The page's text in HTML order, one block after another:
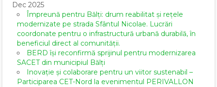
Dec 2025
Împreună pentru Bălți: drum reabilitat și rețele
modernizate pe strada Sfântul Nicolae. Lucrări
coordonate pentru o infrastructură urbană durabilă, în
beneficiul direct al comunității.
BERD își reconfirmă sprijinul pentru modernizarea
SACET din municipiul Bălți
Inovație și colaborare pentru un viitor sustenabil –
Participarea CET-Nord la evenimentul PERIVALLON